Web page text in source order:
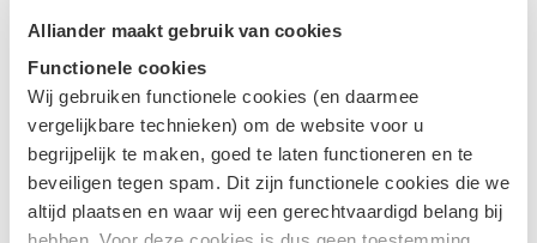
Alliander maakt gebruik van cookies
Functionele cookies
Wij gebruiken functionele cookies (en daarmee
vergelijkbare technieken) om de website voor u
begrijpelijk te maken, goed te laten functioneren en te
beveiligen tegen spam. Dit zijn functionele cookies die we
altijd plaatsen en waar wij een gerechtvaardigd belang bij
project in de gaten tot het uiteindelijk
wordt opgeleverd. En daarna evalueer ik
samen met de betrokken partijen hoe
het is gegaan.”
Bezig met laden
Werken aan het